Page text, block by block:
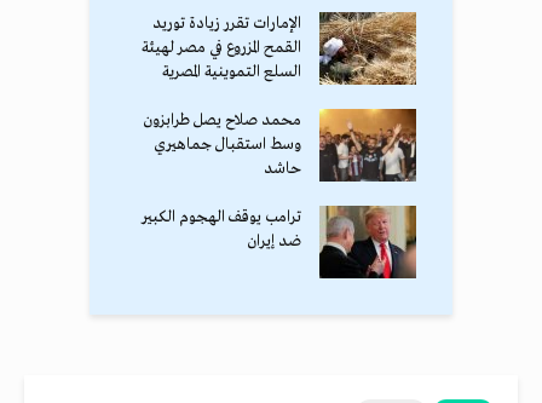
الإمارات تقرر زيادة توريد
القمح المزروع في مصر لهيئة
السلع التموينية المصرية
محمد صلاح يصل طرابزون
وسط استقبال جماهيري
حاشد
ترامب يوقف الهجوم الكبير
ضد إيران